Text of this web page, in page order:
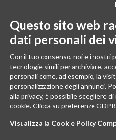
Scopri in anteprima i nuovi prodotti, le
Iscrivi alla Newsletter
SEGUICI
Questo sito web
dati personali dei
Con il tuo consenso, noi e i nostri
tecnologie simili per archiviare,
personali come, ad esempio, la
personalizzazione degli annunci.
alla privacy, è possibile scegliere
cookie. Clicca su preferenze
Visualizza la Cookie Policy